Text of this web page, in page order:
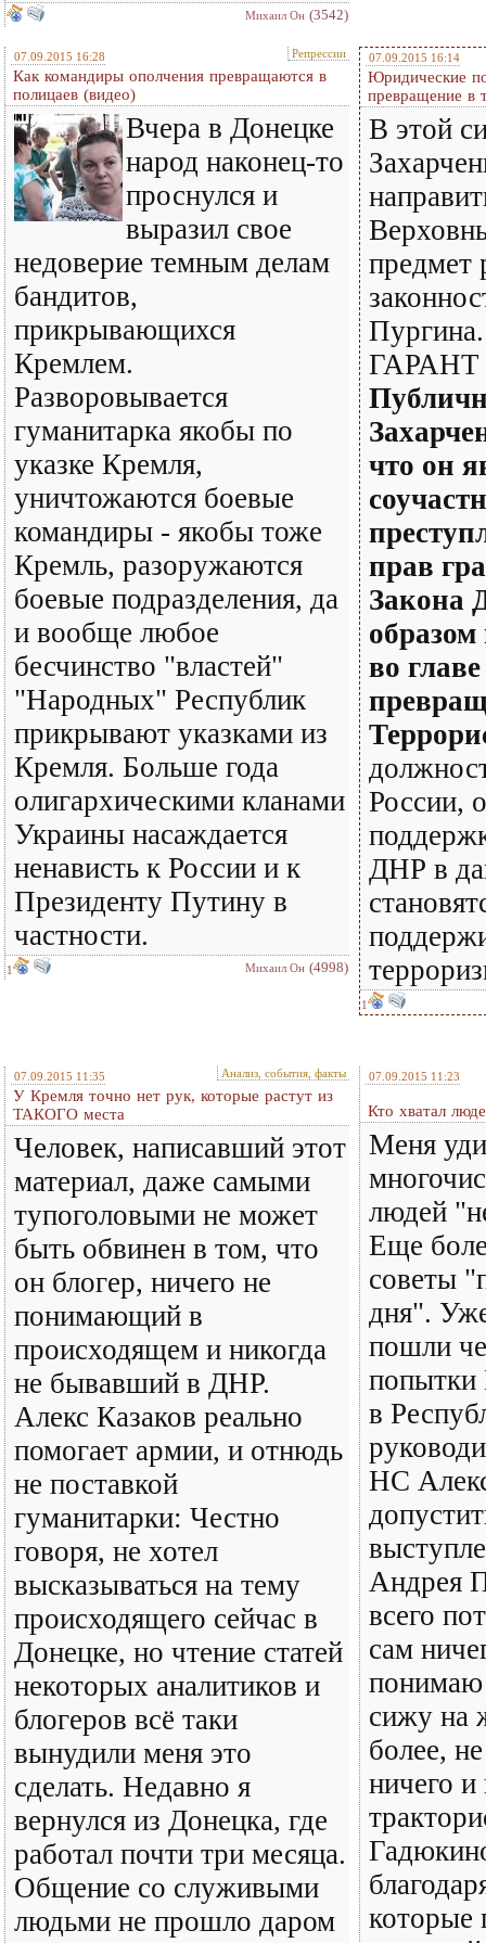
Михаил Он (3542)
07.09.2015 16:28 Репрессии
Как командиры ополчения превращаются в
полицаев (видео)
Вчера в Донецке
народ наконец-то
проснулся и
выразил свое
недоверие темным делам
бандитов,
прикрывающихся
Кремлем.
Разворовывается
гуманитарка якобы по
указке Кремля,
уничтожаются боевые
командиры - якобы тоже
Кремль, разоружаются
боевые подразделения, да
и вообще любое
бесчинство "властей"
"Народных" Республик
прикрывают указками из
Кремля. Больше года
олигархическими кланами
Украины насаждается
ненависть к России и к
Президенту Путину в
частности.
1 Михаил Он (4998)
07.09.2015 16:14
Юридические
превращение в
В этой
предмет
ГАРАНТ
что он
прав
Закона
во
России,
ДНР в
1
07.09.2015 11:35 Анализ, события, факты
У Кремля точно нет рук, которые растут из
ТАКОГО места
Человек, написавший этот
материал, даже самыми
тупоголовыми не может
быть обвинен в том, что
он блогер, ничего не
понимающий в
происходящем и никогда
не бывавший в ДНР.
Алекс Казаков реально
помогает армии, и отнюдь
не поставкой
гуманитарки: Честно
говоря, не хотел
высказываться на тему
происходящего сейчас в
Донецке, но чтение статей
некоторых аналитиков и
блогеров всё таки
вынудили меня это
сделать. Недавно я
вернулся из Донецка, где
работал почти три месяца.
Общение со служивыми
людьми не прошло даром
07.09.2015 11:23
Кто хватал
Меня
людей
Еще
советы
дня".
пошли
попытки
в
НС
Андрея
всего
сам
понимаю
сижу на
более,
ничего и
которые